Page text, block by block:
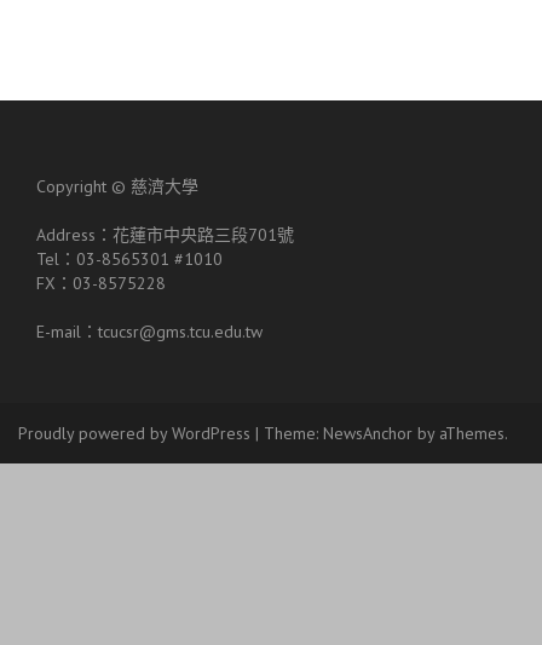
Copyright © 慈濟大學
Address：花蓮市中央路三段701號
Tel：03-8565301 #1010
FX：03-8575228
E-mail：tcucsr@gms.tcu.edu.tw
Proudly powered by WordPress | Theme: NewsAnchor by aThemes.